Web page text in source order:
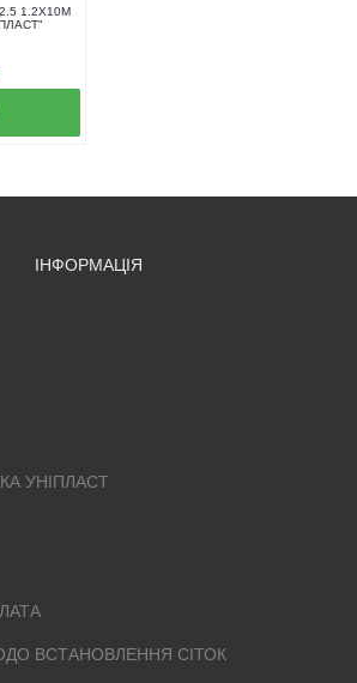
1.2Х10М
ІНФОРМАЦІЯ
УНІПЛАСТ
ВСТАНОВЛЕННЯ СІТОК